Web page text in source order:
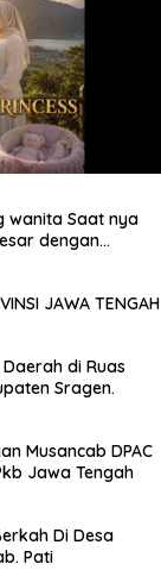
wanita Saat nya
dengan
hati yang
JAWA TENGAH
di Ruas
Sragen.
Musancab DPAC
Jawa Tengah
Di Desa
Pati